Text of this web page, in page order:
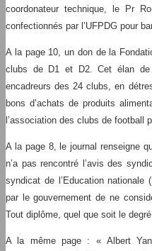
coordonateur technique, le Pr
confectionnés par l’UFPDG pour
A la page 10, un don de la
clubs de D1 et D2. Cet élan de
encadreurs des 24 clubs, en
bons d’achats de produits
l’association des clubs de football
A la page 8, le journal renseigne
n’a pas rencontré l’avis des
syndicat de l’Education
par le gouvernement de ne
Tout diplôme, quel que soit le
A la même page : « Albert